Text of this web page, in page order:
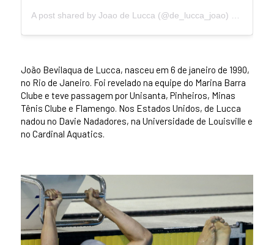
A post shared by Joao de Lucca (@de_lucca_joao) on
João Bevilaqua de Lucca, nasceu em 6 de janeiro de 1990,
no Rio de Janeiro. Foi revelado na equipe do Marina Barra
Clube e teve passagem por Unisanta, Pinheiros, Minas
Tênis Clube e Flamengo. Nos Estados Unidos, de Lucca
nadou no Davie Nadadores, na Universidade de Louisville e
no Cardinal Aquatics.